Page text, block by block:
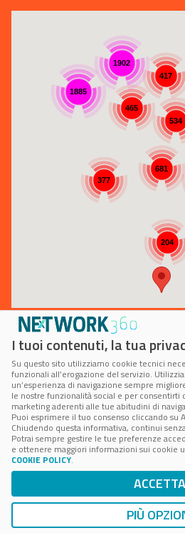
1885
1902
417
465
534
681
204
377
e
I tuoi contenuti, la tua
Su questo sito utilizziamo cookie tecnici
funzionali all’erogazione del servizio.
un’esperienza di navigazione sempre
le nostre funzionalità social e per
marketing aderenti alle tue abitudini di
Puoi esprimere il tuo consenso cliccando su
Chiudendo questa informativa, continui
Potrai sempre gestire le tue preferenze
e ottenere maggiori informazioni sui cookie
COOKIE POLICY.
ACCETTA
PIÙ